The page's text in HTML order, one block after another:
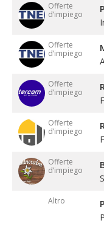
Offerte
d’impiego
Offerte
d’impiego
Offerte
d’impiego
Offerte
d’impiego
Offerte
d’impiego
Altro